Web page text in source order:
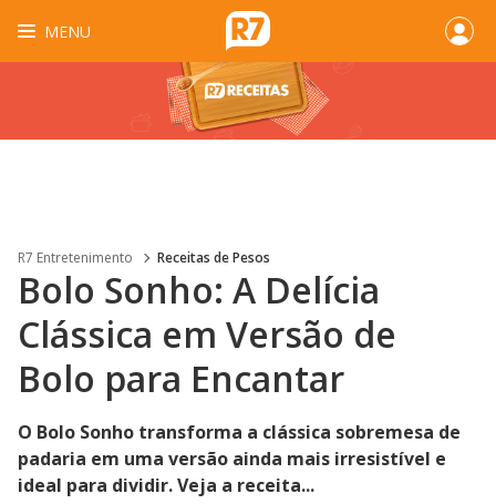
MENU
R7 Entretenimento Receitas de Pesos
Bolo Sonho: A Delícia
Clássica em Versão de
Bolo para Encantar
O Bolo Sonho transforma a clássica sobremesa de
padaria em uma versão ainda mais irresistível e
ideal para dividir. Veja a receita...